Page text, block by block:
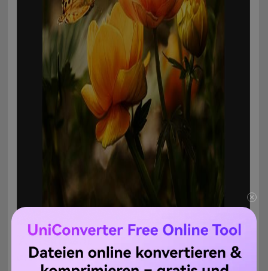
7. Fragment
URL: https://apps.apple.com/us/app/fragment/id551989875